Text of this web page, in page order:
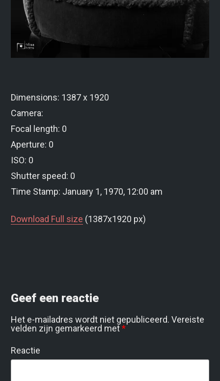
Dimensions: 1387 x 1920
Camera:
Focal length: 0
Aperture: 0
ISO: 0
Shutter speed: 0
Time Stamp: January 1, 1970, 12:00 am
Download Full size (1387x1920 px)
Geef een reactie
Het e-mailadres wordt niet gepubliceerd. Vereiste
velden zijn gemarkeerd met*
Reactie